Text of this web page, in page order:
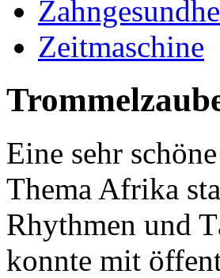
Zeitmaschine
Eine sehr
Thema Afrika
Rhythmen und
konnte mit